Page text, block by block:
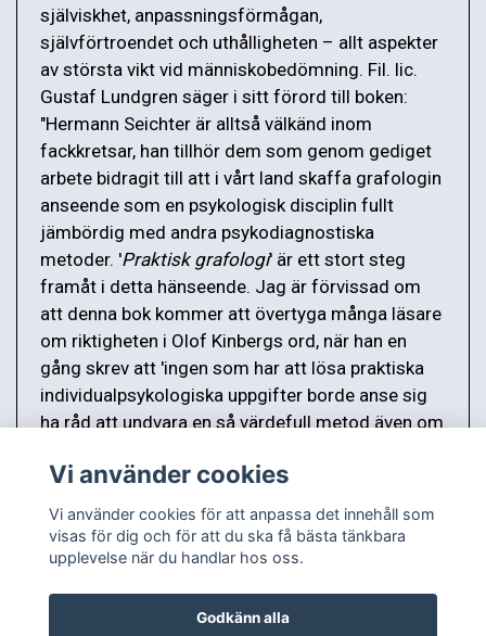
själviskhet, anpassningsförmågan,
självförtroendet och uthålligheten – allt aspekter
av största vikt vid människobedömning. Fil. lic.
Gustaf Lundgren säger i sitt förord till boken:
"Hermann Seichter är alltså välkänd inom
fackkretsar, han tillhör dem som genom gediget
arbete bidragit till att i vårt land skaffa grafologin
anseende som en psykologisk disciplin fullt
jämbördig med andra psykodiagnostiska
metoder. 'Praktisk grafologi' är ett stort steg
framåt i detta hänseende. Jag är förvissad om
att denna bok kommer att övertyga många läsare
om riktigheten i Olof Kinbergs ord, när han en
gång skrev att 'ingen som har att lösa praktiska
individualpsykologiska uppgifter borde anse sig
ha råd att undvara en så värdefull metod även om
Vi använder cookies
Vi använder cookies för att anpassa det innehåll som
visas för dig och för att du ska få bästa tänkbara
upplevelse när du handlar hos oss.
Godkänn alla